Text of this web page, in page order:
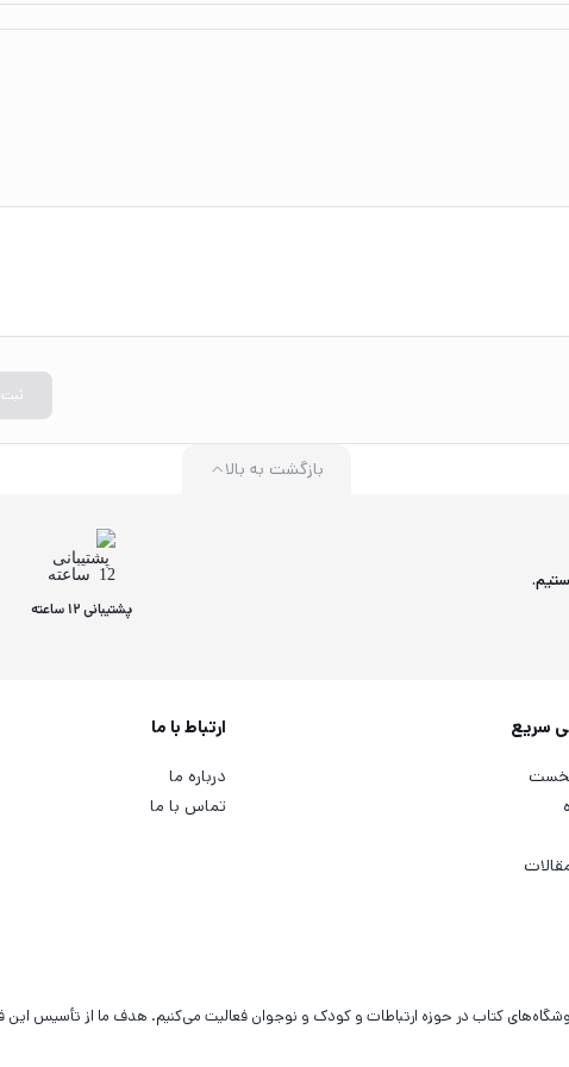
بازگشت به بالا
پشتیبانی 12 ساعته
سریع ارتباط با ما
درباره ما
تماس با ما
کتاب در حوزه ارتباطات و کودک و نوجوان فعالیت می‌کنیم. هدف ما از تأسیس